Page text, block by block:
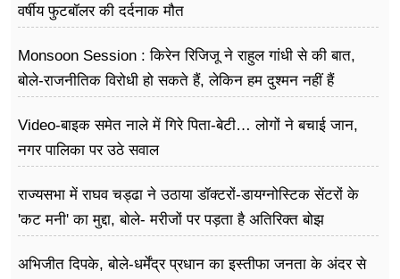
वर्षीय फुटबॉलर की दर्दनाक मौत
Monsoon Session : किरेन रिजिजू ने राहुल गांधी से की बात,
बोले-राजनीतिक विरोधी हो सकते हैं, लेकिन हम दुश्मन नहीं हैं
Video-बाइक समेत नाले में गिरे पिता-बेटी… लोगों ने बचाई जान,
नगर पालिका पर उठे सवाल
राज्यसभा में राघव चड्ढा ने उठाया डॉक्टरों-डायग्नोस्टिक सेंटरों के
'कट मनी' का मुद्दा, बोले- मरीजों पर पड़ता है अ​तिरिक्त बोझ
अभिजीत दिपके, बोले-धर्मेंद्र प्रधान का इस्तीफा जनता के अंदर से